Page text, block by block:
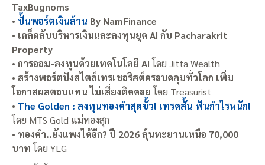
TaxBugnoms
• ปั้นพอร์ตเงินล้าน By NamFinance
• เคล็ดลับบริหารเงินและลงทุนยุค AI กับ Pacharakrit
Property
• การออม-ลงทุนด้วยเทคโนโลยี AI โดย Jitta Wealth
• สร้างพอร์ตปังสไตล์เทรเชอริสต์ครอบคลุมทั่วโลก เพิ่ม
โอกาสผลตอบแทน ไม่เสี่ยงติดดอย โดย Treasurist
• The Golden : ลงทุนทองคำสุดขั้ว! เทรดสั้น ฟันกำไรหนัก!
โดย MTS Gold แม่ทองสุก
• ทองคำ..ยังแพงได้อีก? ปี 2026 ลุ้นทะยานเหนือ 70,000
บาท โดย YLG